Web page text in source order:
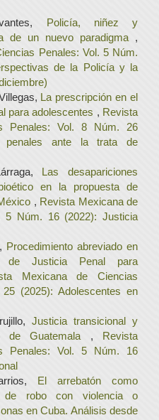
Policía, niñez y
de un nuevo paradigma ,
Penales: Vol. 5 Núm.
de la Policía y la
La prescripción en el
para adolescentes , Revista
Penales: Vol. 8 Núm. 26
penales ante la trata de
Las desapariciones
en la propuesta de
, Revista Mexicana de
5 Núm. 16 (2022): Justicia
Procedimiento abreviado en
de Justicia Penal para
Mexicana de Ciencias
(2025): Adolescentes en
Justicia transicional y
de Guatemala , Revista
Penales: Vol. 5 Núm. 16
El arrebatón como
de robo con violencia o
en Cuba. Análisis desde